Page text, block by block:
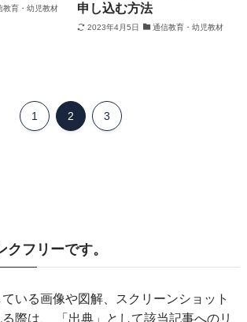
教育・幼児教材
申し込む方法
2023年4月5日 通信教育・幼児教材
1 2 3
フリーです。
いる画像や図解、スクリーンショット
際は、 「出典」として該当記事へのリ